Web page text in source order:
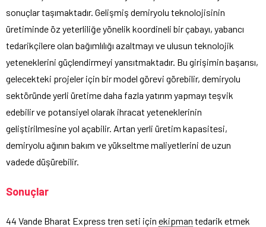
sonuçlar taşımaktadır. Gelişmiş demiryolu teknolojisinin
üretiminde öz yeterliliğe yönelik koordineli bir çabayı, yabancı
tedarikçilere olan bağımlılığı azaltmayı ve ulusun teknolojik
yeteneklerini güçlendirmeyi yansıtmaktadır. Bu girişimin başarısı,
gelecekteki projeler için bir model görevi görebilir, demiryolu
sektöründe yerli üretime daha fazla yatırım yapmayı teşvik
edebilir ve potansiyel olarak ihracat yeteneklerinin
geliştirilmesine yol açabilir. Artan yerli üretim kapasitesi,
demiryolu ağının bakım ve yükseltme maliyetlerini de uzun
vadede düşürebilir.
Sonuçlar
44 Vande Bharat Express tren seti için ekipman tedarik etmek